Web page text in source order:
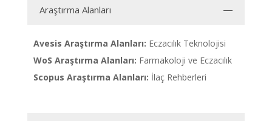
Araştırma Alanları
Avesis Araştırma Alanları: Eczacılık Teknolojisi
WoS Araştırma Alanları: Farmakoloji ve Eczacılık
Scopus Araştırma Alanları: İlaç Rehberleri